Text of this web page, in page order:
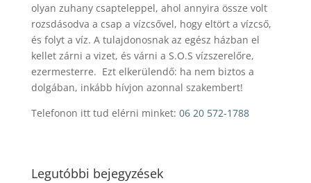
olyan zuhany csapteleppel, ahol annyira össze volt
rozsdásodva a csap a vízcsővel, hogy eltört a vízcső,
és folyt a víz. A tulajdonosnak az egész házban el
kellet zárni a vizet, és várni a S.O.S vízszerelőre,
ezermesterre. Ezt elkerülendő: ha nem biztos a
dolgában, inkább hívjon azonnal szakembert!
Telefonon itt tud elérni minket: 06 20 572-1788
Legutóbbi bejegyzések